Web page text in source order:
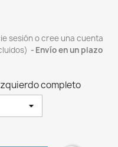
sesión o cree una cuenta
Envío en un plazo
completo